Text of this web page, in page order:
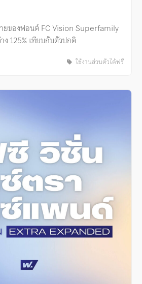
ยของฟอนต์ FC Vision Superfamily
ง 125% เทียบกับตัวปกติ
ใช้งานส่วนตัวได้ฟรี